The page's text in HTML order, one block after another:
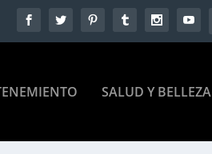
SALUD Y BELLEZA